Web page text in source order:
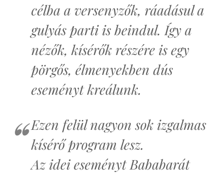
célba a versenyzők, ráadásul a
gulyás parti is beindul. Így a
nézők, kísérők részére is egy
pörgős, élmenyekben dús
eseményt kreálunk.
Ezen felül nagyon sok izgalmas
kísérő program lesz.
Az idei eseményt Bababarát